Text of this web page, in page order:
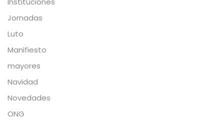
Jornadas
Luto
Manifiesto
mayores
Navidad
Novedades
ONG